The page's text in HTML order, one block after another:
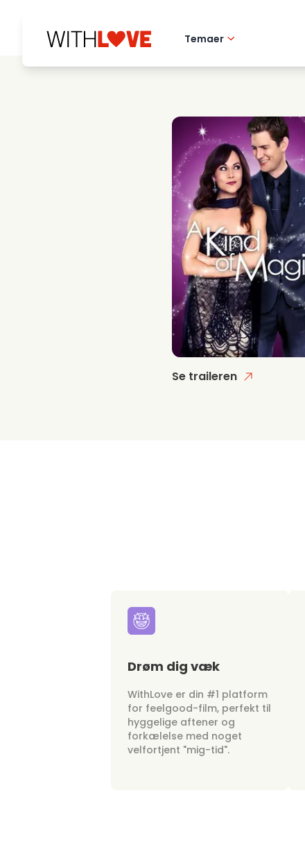
Temaer
Mysterier
Se traileren
Drøm dig væk
WithLove er din #1 platform
for feelgood-film, perfekt til
hyggelige aftener og
forkælelse med noget
velfortjent "mig-tid".